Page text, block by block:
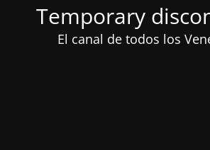
Temporary
El canal de todos los